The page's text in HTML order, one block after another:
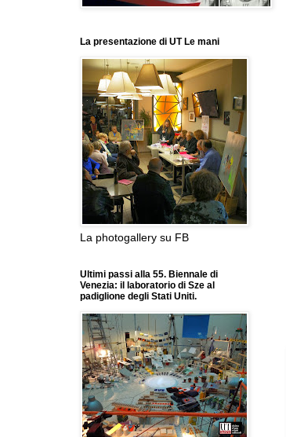
La presentazione di UT Le mani
La photogallery su FB
Ultimi passi alla 55. Biennale di
Venezia: il laboratorio di Sze al
padiglione degli Stati Uniti.